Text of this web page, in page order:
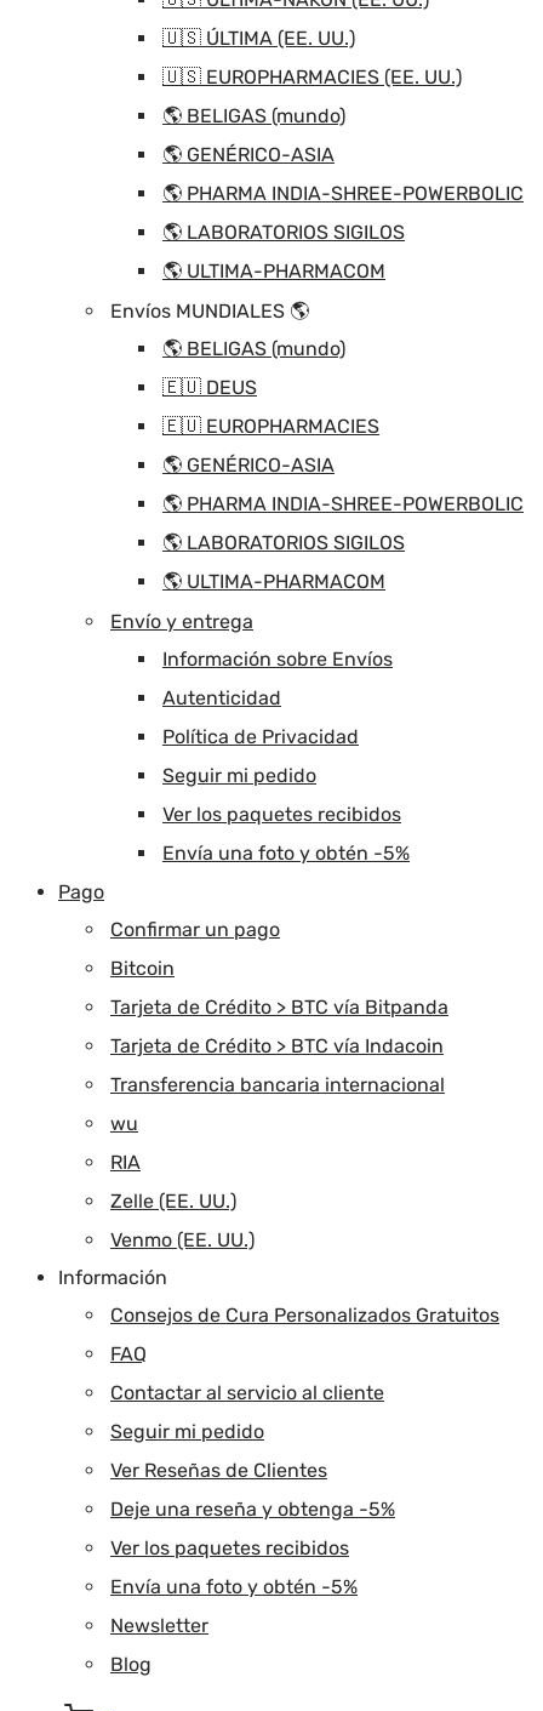
🇺🇸 ÚLTIMA (EE. UU.)
🇺🇸 EUROPHARMACIES (EE. UU.)
🌎 BELIGAS (mundo)
🌎 GENÉRICO-ASIA
🌎 PHARMA INDIA-SHREE-POWERBOLIC
🌎 LABORATORIOS SIGILOS
🌎 ULTIMA-PHARMACOM
Envíos MUNDIALES 🌎
🌎 BELIGAS (mundo)
🇪🇺 DEUS
🇪🇺 EUROPHARMACIES
🌎 GENÉRICO-ASIA
🌎 PHARMA INDIA-SHREE-POWERBOLIC
🌎 LABORATORIOS SIGILOS
🌎 ULTIMA-PHARMACOM
Envío y entrega
Información sobre Envíos
Autenticidad
Política de Privacidad
Seguir mi pedido
Ver los paquetes recibidos
Envía una foto y obtén -5%
Pago
Confirmar un pago
Bitcoin
Tarjeta de Crédito > BTC vía Bitpanda
Tarjeta de Crédito > BTC vía Indacoin
Transferencia bancaria internacional
wu
RIA
Zelle (EE. UU.)
Venmo (EE. UU.)
Información
Consejos de Cura Personalizados Gratuitos
FAQ
Contactar al servicio al cliente
Seguir mi pedido
Ver Reseñas de Clientes
Deje una reseña y obtenga -5%
Ver los paquetes recibidos
Envía una foto y obtén -5%
Newsletter
Blog